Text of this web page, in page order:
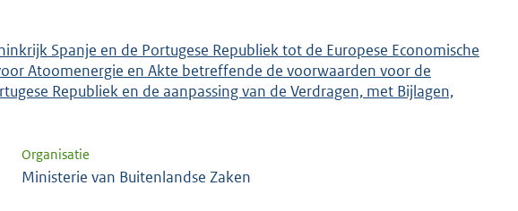
Spanje en de Portugese Republiek tot de Europese Economische
Atoomenergie en Akte betreffende de voorwaarden voor de
Republiek en de aanpassing van de Verdragen, met Bijlagen,
Organisatie
Ministerie van Buitenlandse Zaken